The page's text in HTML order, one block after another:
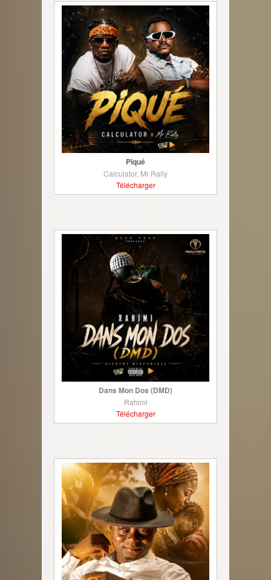
Piqué
Calculator, Mr Rally
Télécharger
Dans Mon Dos (DMD)
Rahimi
Télécharger